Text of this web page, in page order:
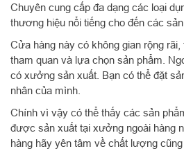
Chuyên cung cấp đa dạng các loại
thương hiệu nổi tiếng cho đến các
Cửa hàng này có không gian rộng
tham quan và lựa chọn sản phẩm.
có xưởng sản xuất. Bạn có thể đặt
nhân của mình.
Chính vì vậy có thể thấy các sản
được sản xuất tại xưởng ngoài hàng
hàng hãy yên tâm về chất lượng